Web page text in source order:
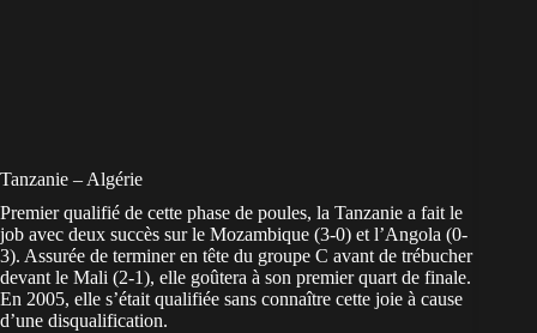
Tanzanie – Algérie
Premier qualifié de cette phase de poules, la Tanzanie a fait le
job avec deux succès sur le Mozambique (3-0) et l’Angola (0-
3). Assurée de terminer en tête du groupe C avant de trébucher
devant le Mali (2-1), elle goûtera à son premier quart de finale.
En 2005, elle s’était qualifiée sans connaître cette joie à cause
d’une disqualification.